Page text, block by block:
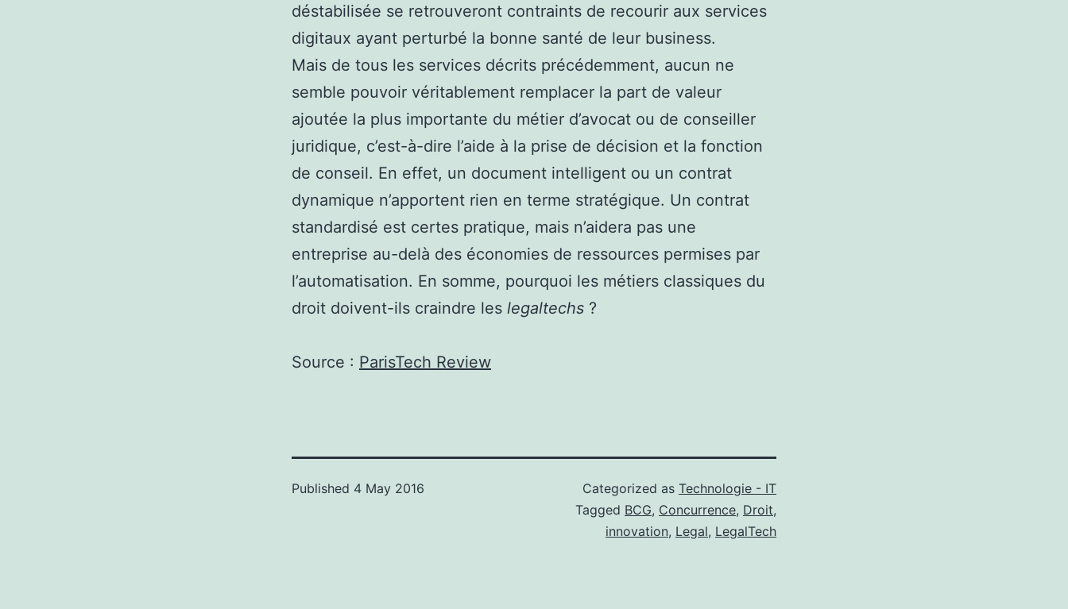
déstabilisée se retrouveront contraints de recourir aux services
digitaux ayant perturbé la bonne santé de leur business.
Mais de tous les services décrits précédemment, aucun ne
semble pouvoir véritablement remplacer la part de valeur
ajoutée la plus importante du métier d’avocat ou de conseiller
juridique, c’est-à-dire l’aide à la prise de décision et la fonction
de conseil. En effet, un document intelligent ou un contrat
dynamique n’apportent rien en terme stratégique. Un contrat
standardisé est certes pratique, mais n’aidera pas une
entreprise au-delà des économies de ressources permises par
l’automatisation. En somme, pourquoi les métiers classiques du
droit doivent-ils craindre les legaltechs ?
Source : ParisTech Review
Published 4 May 2016 Categorized as Technologie - IT
Tagged BCG, Concurrence, Droit,
innovation, Legal, LegalTech